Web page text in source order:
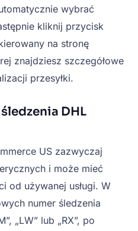
wybrać
kliknij przycisk
na stronę
znajdziesz szczegółowe
przesyłki.
DHL
US zazwyczaj
i może mieć
od używanej usługi. W
numer śledzenia
„LW” lub „RX”, po